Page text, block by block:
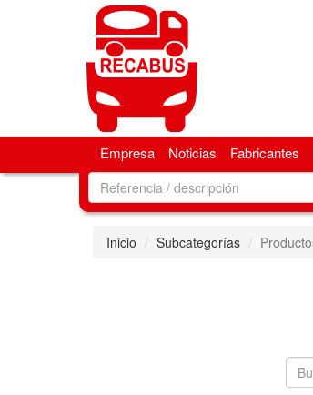
Empresa Noticias Fabricantes
Inicio Subcategorías